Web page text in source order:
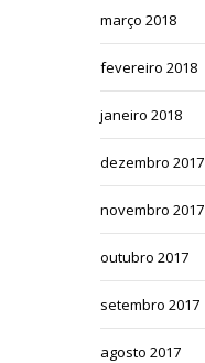
março 2018
fevereiro 2018
janeiro 2018
dezembro 2017
novembro 2017
outubro 2017
setembro 2017
agosto 2017